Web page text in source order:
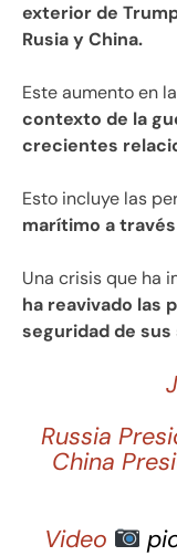
exterior de
Rusia y China.
Este aumento en
contexto de la
crecientes
Esto incluye las
marítimo a
Una crisis que ha
ha reavivado las
seguridad de
Russia
China
Video